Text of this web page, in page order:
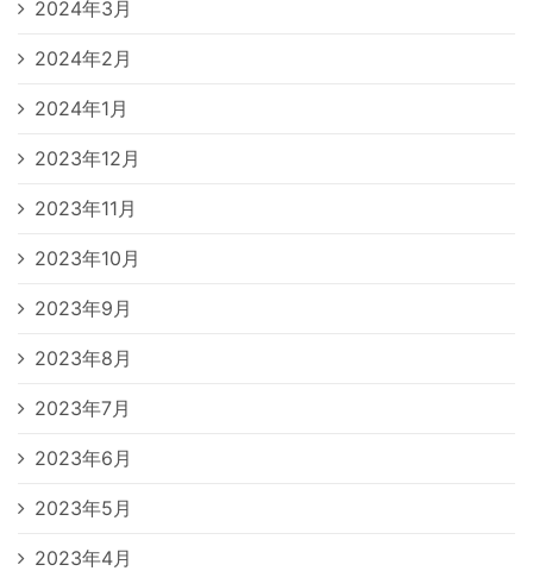
2024年3月
2024年2月
2024年1月
2023年12月
2023年11月
2023年10月
2023年9月
2023年8月
2023年7月
2023年6月
2023年5月
2023年4月